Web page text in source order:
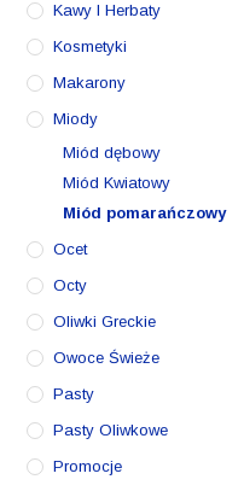
Kawy I Herbaty
Kosmetyki
Makarony
Miody
Miód dębowy
Miód Kwiatowy
Miód pomarańczowy
Ocet
Octy
Oliwki Greckie
Owoce Świeże
Pasty
Pasty Oliwkowe
Promocje